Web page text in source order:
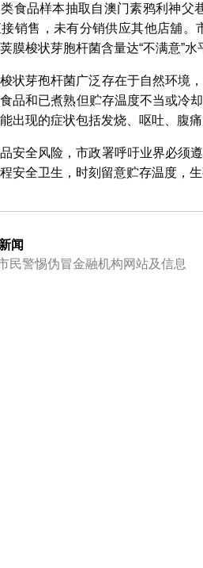
食品样本抽取自澳门素鸦利神父
接销售，未有分销供应其他店舖
膜梭状芽胞杆菌含量达“不满意”水
状芽孢杆菌广泛存在于自然环境
品和已煮熟但贮存温度不当或冷
出现的症状包括发烧、呕吐、腹痛
安全风险，市政署呼吁业界必须
安全卫生，时刻留意贮存温度，
闻
民警惕伪冒金融机构网站及信息